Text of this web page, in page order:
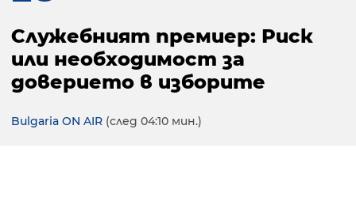
Служебният премиер: Риск
или необходимост за
доверието в изборите
Bulgaria ON AIR (след 04:10 мин.)